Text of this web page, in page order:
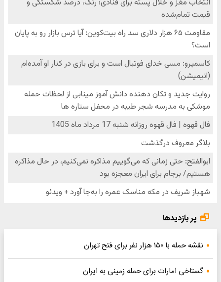
پر بازدیدها
نقشه حمله با ۱۵۰ هزار نفر برای فتح تهران
گستاخی امارات برای حمله زمینی به ایران